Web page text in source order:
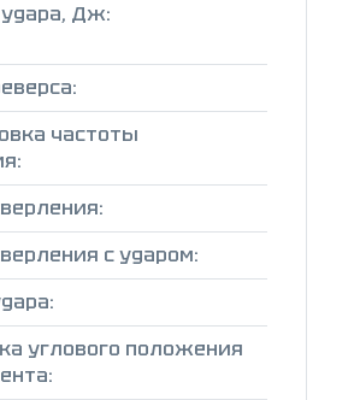
Дж:
частоты
с ударом:
углового положения